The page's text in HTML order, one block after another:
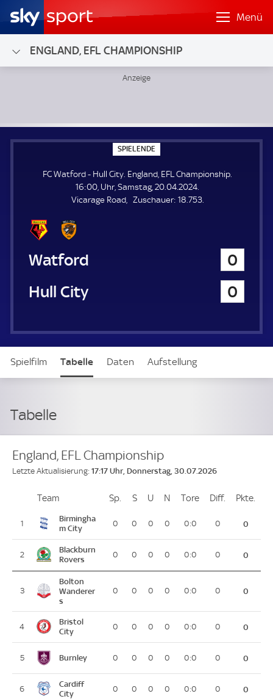
Menü
ENGLAND, EFL CHAMPIONSHIP
SPIELENDE
P
E
L
E
N
FC Watford - Hull City. England, EFL Championship.
16:00, Uhr, Samstag, 20.04.2024.
Vicarage Road
Zuschauer: Z
18.753.
FC Watford
0
Hull City
0
Spielfilm Tabelle Daten Aufstellung
Tabelle
England, EFL Championship
Letzte Aktualisierung: 17:17 Uhr, Donnerstag, 30.07.2026
PlatzTeam Sp. Spiele
SSiege
U Unentschieden
N Niederlagen
Tore ToreDiff. Differenz
Pkte.
1
Birmingha
m City
0 0 0 0 0:0 0 0
2
Blackburn
Rovers
0 0 0 0 0:0 0 0
3
Bolton
Wanderer
s
0 0 0 0 0:0 0 0
4
Bristol
City
0 0 0 0 0:0 0 0
5 Burnley 0 0 0 0 0:0 0 0
6
Cardiff
City
0 0 0 0 0:0 0 0